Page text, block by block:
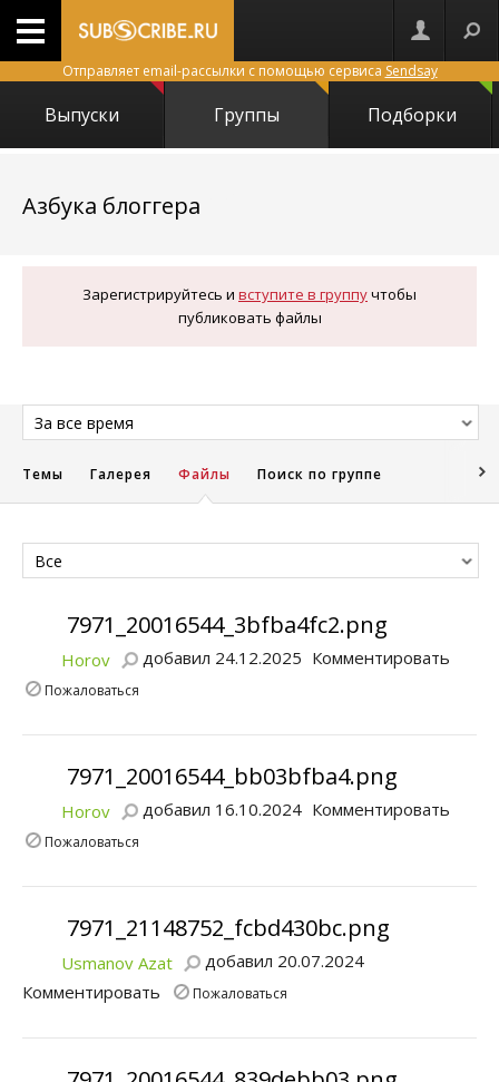
Отправляет email-рассылки с помощью сервиса Sendsay
Выпуски Группы Подборки
Азбука блоггера
Зарегистрируйтесь и вступите в группучтобы
публиковать файлы
За все время
Темы Галерея Файлы Поиск по группе
Все
7971_20016544_3bfba4fc2.png
Horov добавил 24.12.2025 Комментировать
Пожаловаться
7971_20016544_bb03bfba4.png
Horov добавил 16.10.2024 Комментировать
Пожаловаться
7971_21148752_fcbd430bc.png
Usmanov Azat
добавил 20.07.2024
Комментировать
Пожаловаться